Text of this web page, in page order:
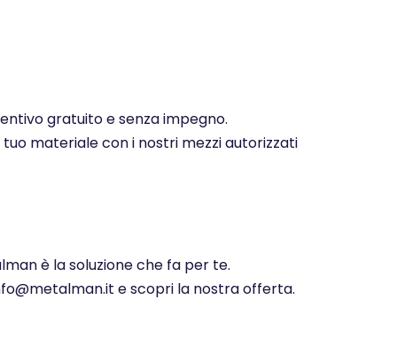
gratuito e senza impegno.
materiale con i nostri mezzi autorizzati
è la soluzione che fa per te.
e scopri la nostra offerta.